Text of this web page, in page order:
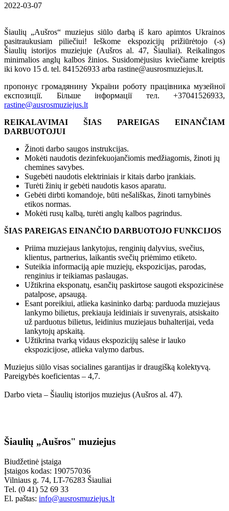
2022-03-07
Šiaulių „Aušros“ muziejus siūlo darbą iš karo apimtos Ukrainos
pasitraukusiam piliečiui! Ieškome ekspozicijų prižiūrėtojo (-s)
Šiaulių istorijos muziejuje (Aušros al. 47, Šiauliai). Reikalingos
minimalios anglų kalbos žinios. Susidomėjusius kviečiame kreiptis
iki kovo 15 d. tel. 841526933 arba rastine@ausrosmuziejus.lt.
пропонує громадянину України роботу працівникa музейної
експозиції. Більше інформації тел. +37041526933,
rastine@ausrosmuziejus.lt
REIKALAVIMAI ŠIAS PAREIGAS EINANČIAM
DARBUOTOJUI
Žinoti darbo saugos instrukcijas.
Mokėti naudotis dezinfekuojančiomis medžiagomis, žinoti jų
chemines savybes.
Sugebėti naudotis elektriniais ir kitais darbo įrankiais.
Turėti žinių ir gebėti naudotis kasos aparatu.
Gebėti dirbti komandoje, būti nešališkas, žinoti tarnybinės
etikos normas.
Mokėti rusų kalbą, turėti anglų kalbos pagrindus.
ŠIAS PAREIGAS EINANČIO DARBUOTOJO FUNKCIJOS
Priima muziejaus lankytojus, renginių dalyvius, svečius,
klientus, partnerius, laikantis svečių priėmimo etiketo.
Suteikia informaciją apie muziejų, ekspozicijas, parodas,
renginius ir teikiamas paslaugas.
Užtikrina eksponatų, esančių paskirtose saugoti ekspozicinėse
patalpose, apsaugą.
Esant poreikiui, atlieka kasininko darbą: parduoda muziejaus
lankymo bilietus, prekiauja leidiniais ir suvenyrais, atsiskaito
už parduotus bilietus, leidinius muziejaus buhalterijai, veda
lankytojų apskaitą.
Užtikrina tvarką vidaus ekspozicijų salėse ir lauko
ekspozicijose, atlieka valymo darbus.
Muziejus siūlo visas socialines garantijas ir draugišką kolektyvą.
Pareigybės koeficientas – 4,7.
Darbo vieta – Šiaulių istorijos muziejus (Aušros al. 47).
Šiaulių „Aušros" muziejus
Biudžetinė įstaiga
Įstaigos kodas: 190757036
Vilniaus g. 74, LT-76283 Šiauliai
Tel. (0 41) 52 69 33
El. paštas: info@ausrosmuziejus.lt